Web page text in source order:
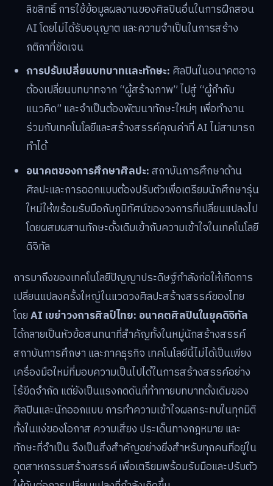
ลิขสิทธิ์ การใช้ข้อมูลผลงานของศิลปินอื่นในการฝึกสอน
AI โดยไม่ได้รับอนุญาต และความจำเป็นในการสร้าง
กติกาที่ชัดเจน
การปรับเปลี่ยนบทบาทและทักษะ: ศิลปินในอนาคตอาจ
ต้องเปลี่ยนบทบาทจาก “ผู้สร้างภาพ” ไปสู่ “ผู้กำกับ
แนวคิด” และจำเป็นต้องพัฒนาทักษะใหม่ๆ เพื่อทำงาน
ร่วมกับเทคโนโลยีและสร้างสรรค์คุณค่าที่ AI ไม่สามารถ
ทำได้
อนาคตของการศึกษาศิลปะ:สถาบันการศึกษาด้าน
ศิลปะและการออกแบบต้องปรับตัวเพื่อเตรียมนักศึกษารุ่น
ใหม่ให้พร้อมรับมือกับภูมิทัศน์ของวงการที่เปลี่ยนแปลงไป
โดยผสมผสานทักษะดั้งเดิมเข้ากับความเข้าใจในเทคโนโลยี
ดิจิทัล
การมาถึงของเทคโนโลยีปัญญาประดิษฐ์กำลังก่อให้เกิดการ
เปลี่ยนแปลงครั้งใหญ่ในแวดวงศิลปะสร้างสรรค์ของไทย
โดยAI เขย่าวงการศิลป์ไทย: อนาคตศิลปินในยุคดิจิทัล
ได้กลายเป็นหัวข้อสนทนาที่สำคัญทั้งในหมู่นักสร้างสรรค์
สถาบันการศึกษา และภาคธุรกิจ เทคโนโลยีนี้ไม่ได้เป็นเพียง
เครื่องมือใหม่ที่มอบความเป็นไปได้ในการสร้างสรรค์อย่าง
ไร้ขีดจำกัด แต่ยังเป็นแรงกดดันที่ท้าทายบทบาทดั้งเดิมของ
ศิลปินและนักออกแบบ การทำความเข้าใจผลกระทบในทุกมิติ
ทั้งในแง่ของโอกาส ความเสี่ยง ประเด็นทางกฎหมาย และ
ทักษะที่จำเป็น จึงเป็นสิ่งสำคัญอย่างยิ่งสำหรับทุกคนที่อยู่ใน
อุตสาหกรรมสร้างสรรค์ เพื่อเตรียมพร้อมรับมือและปรับตัว